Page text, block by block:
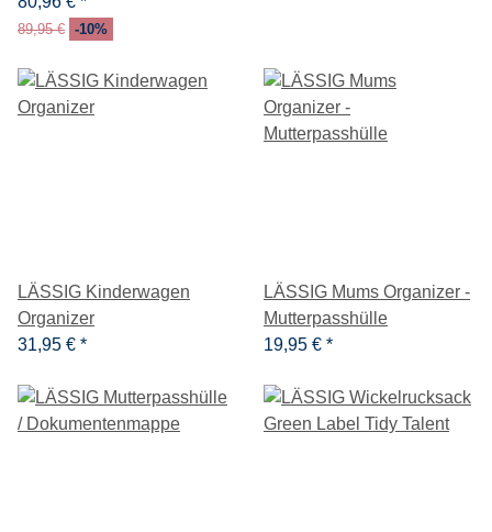
89,95 € -10%
LÄSSIG Kinderwagen
Organizer
31,95 € *
LÄSSIG Mums Organizer -
Mutterpasshülle
19,95 € *